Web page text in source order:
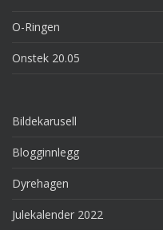
O-Ringen
Onstek 20.05
Bildekarusell
Blogginnlegg
Dyrehagen
Julekalender 2022